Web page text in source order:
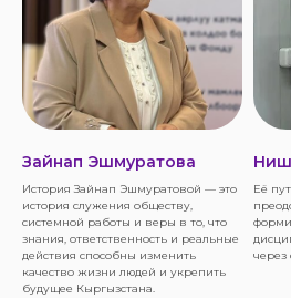
Зайнап Эшмуратова
История Зайнап Эшмуратовой — это
история служения обществу,
системной работы и веры в то, что
знания, ответственность и реальные
действия способны изменить
качество жизни людей и укрепить
будущее Кыргызстана.
Её